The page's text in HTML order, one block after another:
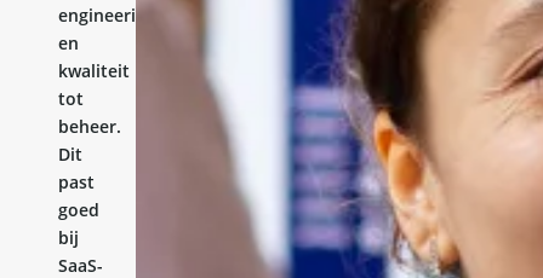
engineering
en
kwaliteit
tot
beheer.
Dit
past
goed
bij
SaaS-